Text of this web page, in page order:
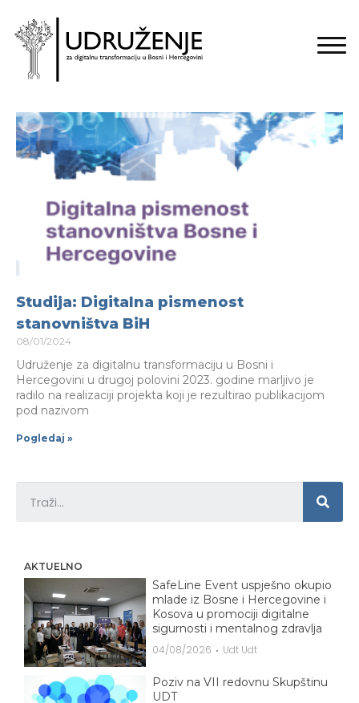
Studija: Digitalna pismenost
stanovništva BiH
08/01/2024
Udruženje za digitalnu transformaciju u Bosni i
Hercegovini u drugoj polovini 2023. godine marljivo je
radilo na realizaciji projekta koji je rezultirao publikacijom
pod nazivom
Pogledaj »
AKTUELNO
SafeLine Event uspješno okupio
mlade iz Bosne i Hercegovine i
Kosova u promociji digitalne
sigurnosti i mentalnog zdravlja
04/08/2026 Udt Udt
Poziv na VII redovnu Skupštinu
UDT